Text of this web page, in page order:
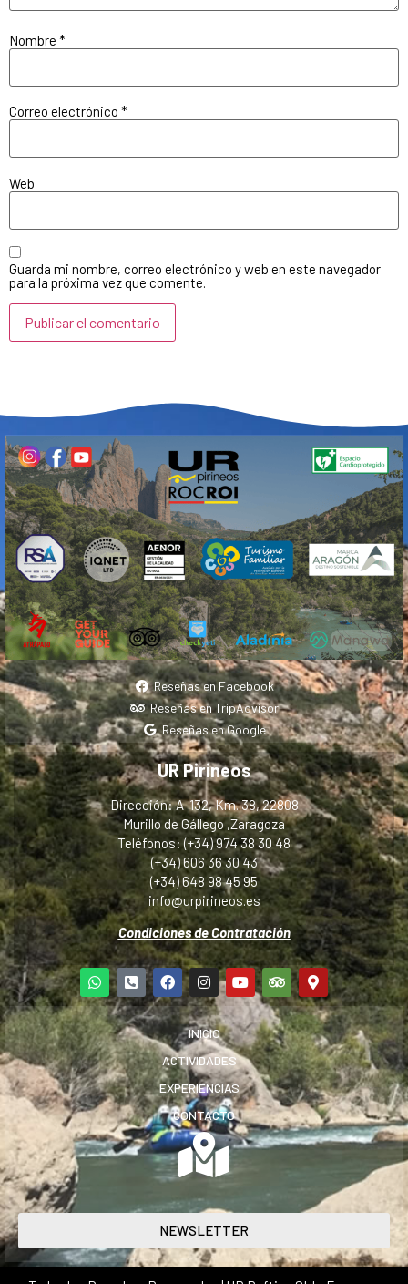
Nombre *
Correo electrónico *
Web
Guarda mi nombre, correo electrónico y web en este navegador
para la próxima vez que comente.
Reseñas en Facebook
Reseñas en TripAdvisor
Reseñas en Google
UR Pirineos
Dirección: A-132, Km. 38, 22808
Murillo de Gállego ,Zaragoza
Teléfonos: (+34) 974 38 30 48
(+34) 606 36 30 43
(+34) 648 98 45 95
info@urpirineos.es
Condiciones de Contratación
INICIO
ACTIVIDADES
EXPERIENCIAS
CONTACTO
NEWSLETTER